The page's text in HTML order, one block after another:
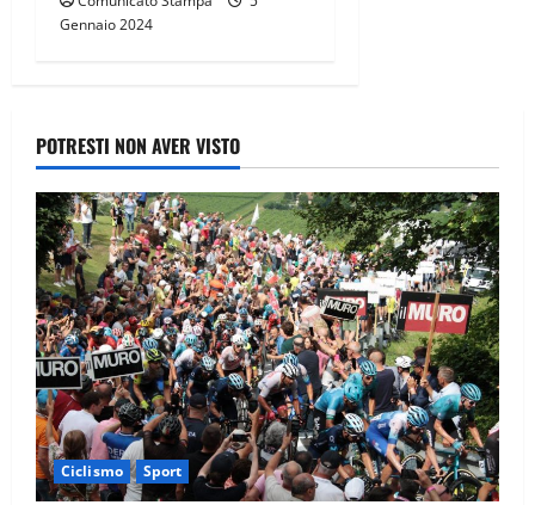
Gennaio 2024
POTRESTI NON AVER VISTO
Ciclismo Sport